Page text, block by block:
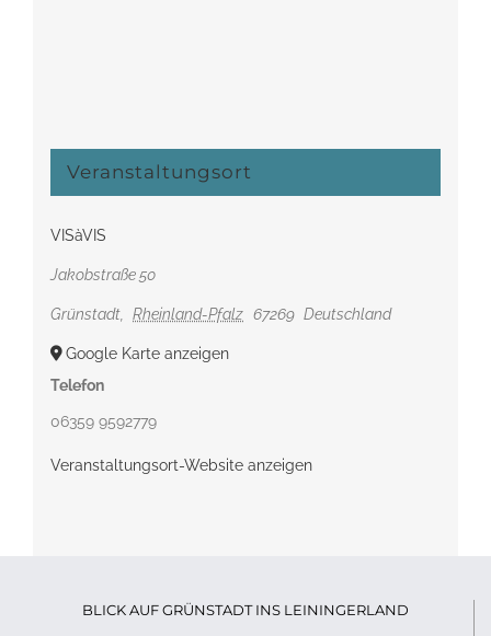
Veranstaltungsort
VISàVIS
Jakobstraße 50
Grünstadt, Rheinland-Pfalz 67269 Deutschland
Google Karte anzeigen
Telefon
06359 9592779
Veranstaltungsort-Website anzeigen
BLICK AUF GRÜNSTADT INS LEININGERLAND